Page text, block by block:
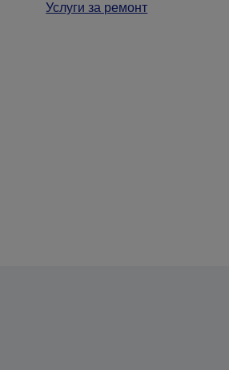
Услуги за ремонт